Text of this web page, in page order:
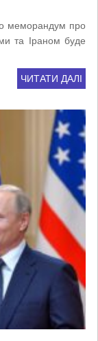
меморандум про
та Іраном буде
ЧИТАТИ ДАЛІ